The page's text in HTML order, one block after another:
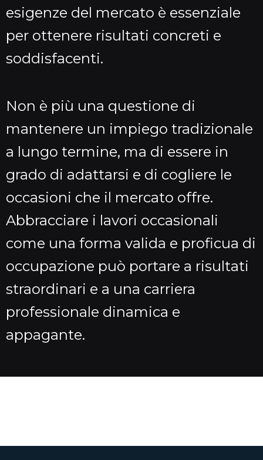
esigenze del mercato è essenziale
per ottenere risultati concreti e
soddisfacenti.
Non è più una questione di
mantenere un impiego tradizionale
a lungo termine, ma di essere in
grado di adattarsi e di cogliere le
occasioni che il mercato offre.
Abbracciare i lavori occasionali
come una forma valida e proficua di
occupazione può portare a risultati
straordinari e a una carriera
professionale dinamica e
appagante.